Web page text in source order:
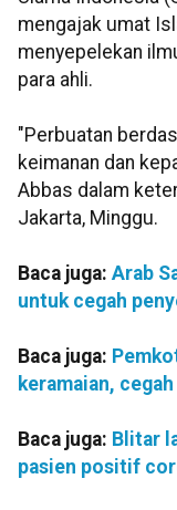
mengajak umat
menyepelekan
para ahli.
"Perbuatan
keimanan dan
Abbas dalam
Jakarta, Minggu.
Baca juga: Arab
untuk cegah
Baca juga:
keramaian,
Baca juga: Blitar
pasien positif